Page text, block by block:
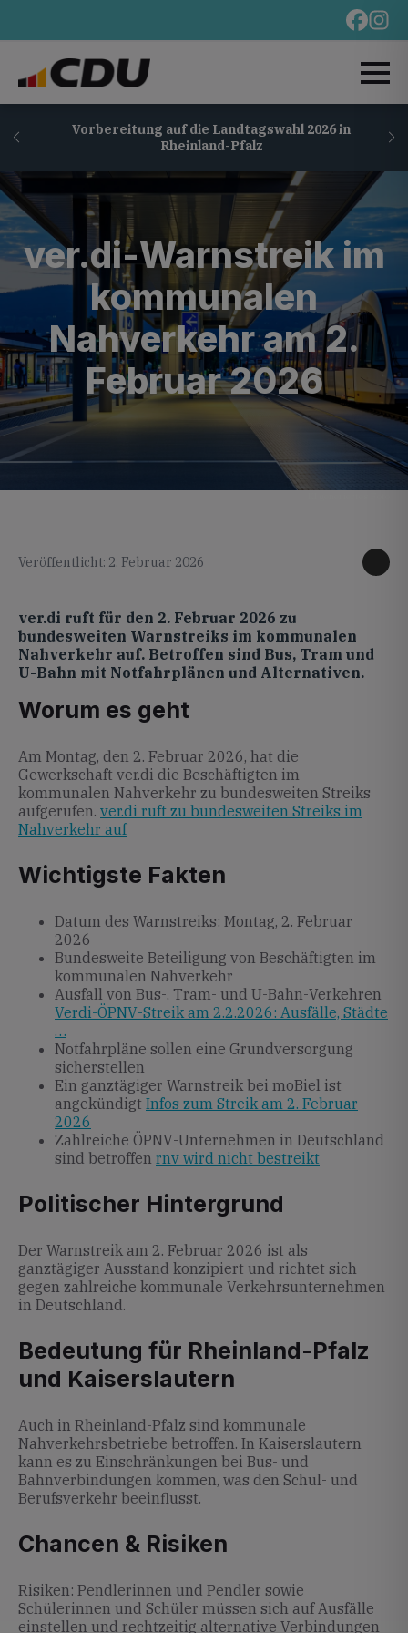
Vorbereitung auf die Landtagswahl 2026 in
Rheinland-Pfalz
ver.di-Warnstreik im
kommunalen
Nahverkehr am 2.
Februar 2026
Veröffentlicht: 2. Februar 2026
ver.di ruft für den 2. Februar 2026 zu
bundesweiten Warnstreiks im kommunalen
Nahverkehr auf. Betroffen sind Bus, Tram und
U-Bahn mit Notfahrplänen und Alternativen.
Worum es geht
Am Montag, den 2. Februar 2026, hat die
Gewerkschaft ver.di die Beschäftigten im
kommunalen Nahverkehr zu bundesweiten Streiks
aufgerufen. ver.di ruft zu bundesweiten Streiks im
Nahverkehr auf
Wichtigste Fakten
Datum des Warnstreiks: Montag, 2. Februar
2026
Bundesweite Beteiligung von Beschäftigten im
kommunalen Nahverkehr
Ausfall von Bus-, Tram- und U-Bahn-Verkehren
Verdi-ÖPNV-Streik am 2.2.2026: Ausfälle, Städte
…
Notfahrpläne sollen eine Grundversorgung
sicherstellen
Ein ganztägiger Warnstreik bei moBiel ist
angekündigt Infos zum Streik am 2. Februar
2026
Zahlreiche ÖPNV-Unternehmen in Deutschland
sind betroffen rnv wird nicht bestreikt
Politischer Hintergrund
Der Warnstreik am 2. Februar 2026 ist als
ganztägiger Ausstand konzipiert und richtet sich
gegen zahlreiche kommunale Verkehrsunternehmen
in Deutschland.
Bedeutung für Rheinland-Pfalz
und Kaiserslautern
Auch in Rheinland-Pfalz sind kommunale
Nahverkehrsbetriebe betroffen. In Kaiserslautern
kann es zu Einschränkungen bei Bus- und
Bahnverbindungen kommen, was den Schul- und
Berufsverkehr beeinflusst.
Chancen & Risiken
Risiken: Pendlerinnen und Pendler sowie
Schülerinnen und Schüler müssen sich auf Ausfälle
einstellen und rechtzeitig alternative Verbindungen